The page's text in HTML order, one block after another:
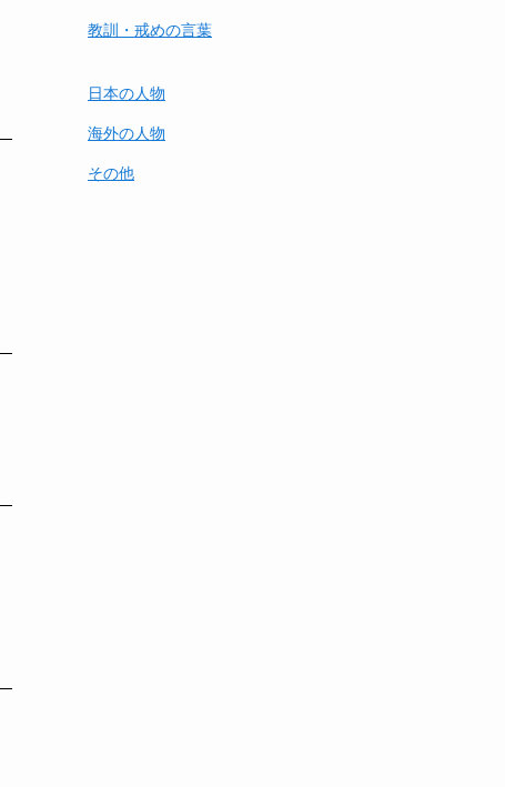
教訓・戒めの言葉
日本の人物
海外の人物
その他